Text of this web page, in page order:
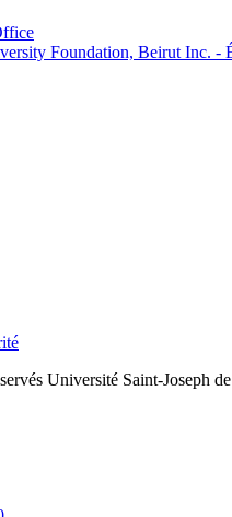
Foundation, Beirut Inc. -
Université Saint-Joseph